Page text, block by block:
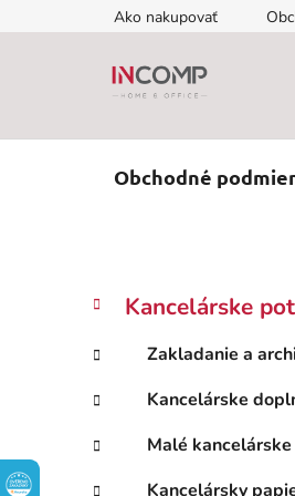
na
Ako nakupovať
Obchodné
B
č
ý
p
Preskočiť
kategórie
K
a
e
g
ó
r
e
Kancelárske
Zakladanie a
Kancelárske
Malé
Kancelársky